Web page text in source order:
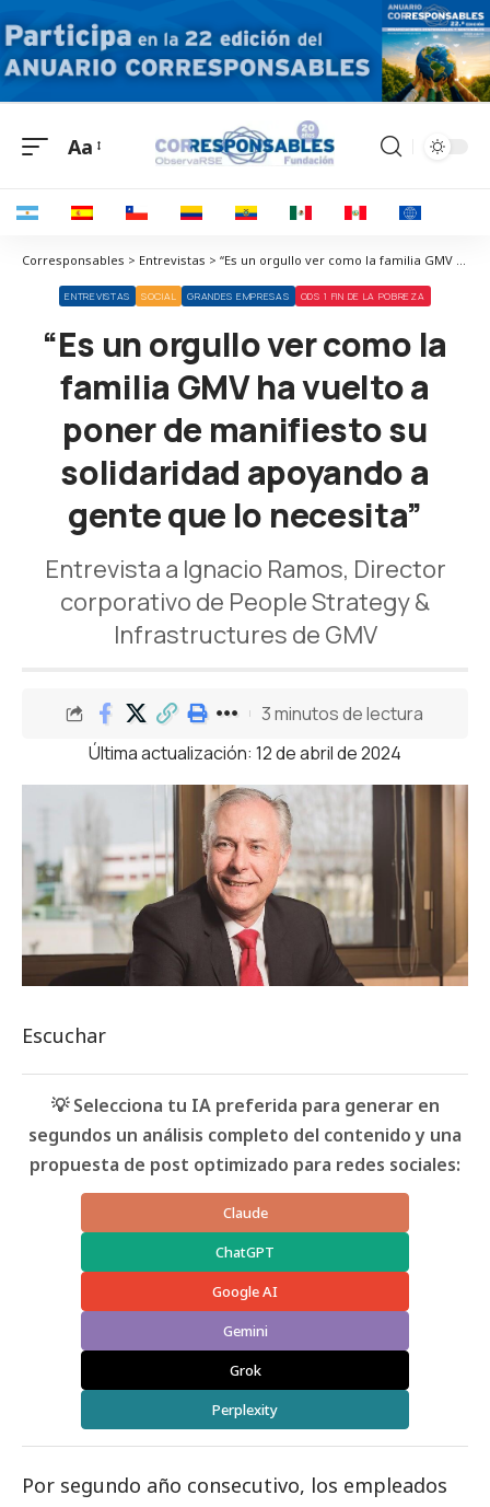
Aa
Corresponsables > Entrevistas > “Es un orgullo ver como la familia GMV ha vuelto a poner de manifiesto su solidaridad apoyando a gente que lo necesita”
ENTREVISTAS SOCIAL GRANDES EMPRESAS ODS 1 FIN DE LA POBREZA
“Es un orgullo ver como la
familia GMV ha vuelto a
poner de manifiesto su
solidaridad apoyando a
gente que lo necesita”
Entrevista a Ignacio Ramos, Director
corporativo de People Strategy &
Infrastructures de GMV
Última actualización: 12 de abril de 2024
3 minutos de lectura
Escuchar
💡 Selecciona tu IA preferida para generar en
segundos un análisis completo del contenido y una
propuesta de post optimizado para redes sociales:
Claude
ChatGPT
Google AI
Gemini
Grok
Perplexity
Por segundo año consecutivo, los empleados